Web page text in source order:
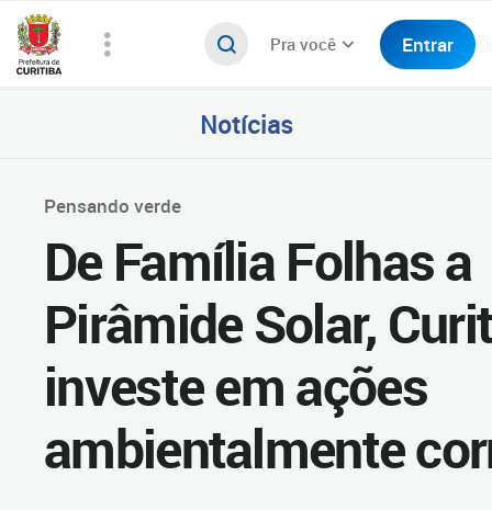
Pra você Entrar
Notícias
Pensando verde
De Família Folhas a
Pirâmide Solar,
investe em ações
ambientalmente